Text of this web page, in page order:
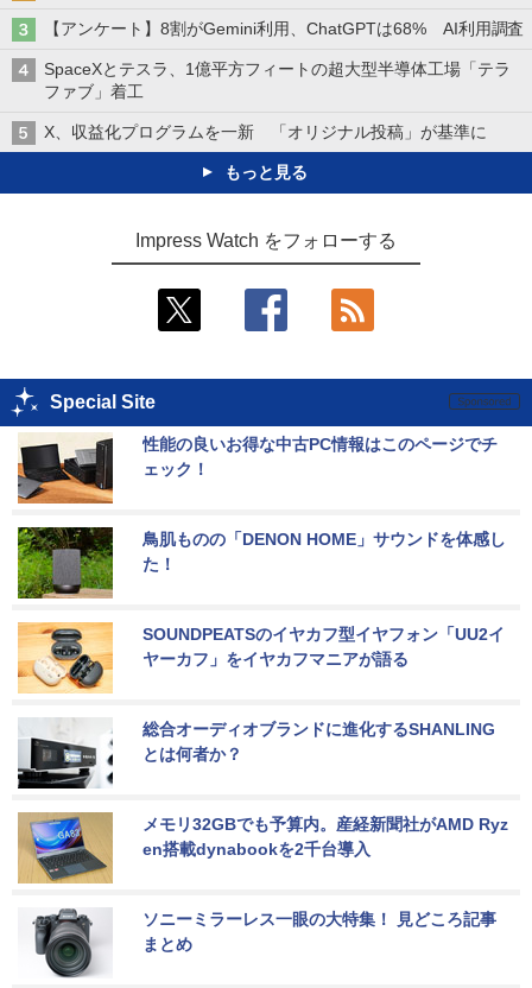
【アンケート】8割がGemini利用、ChatGPTは68% AI利用調査
SpaceXとテスラ、1億平方フィートの超大型半導体工場「テラ
ファブ」着工
X、収益化プログラムを一新 「オリジナル投稿」が基準に
もっと見る
Impress Watch をフォローする
Special Site
性能の良いお得な中古PC情報はこのページでチ
ェック！
鳥肌ものの「DENON HOME」サウンドを体感し
た！
SOUNDPEATSのイヤカフ型イヤフォン「UU2イ
ヤーカフ」をイヤカフマニアが語る
総合オーディオブランドに進化するSHANLING
とは何者か？
メモリ32GBでも予算内。産経新聞社がAMD Ryz
en搭載dynabookを2千台導入
ソニーミラーレス一眼の大特集！ 見どころ記事
まとめ